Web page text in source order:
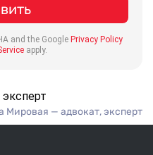
and the Google Privacy Policy
apply.
Мировая — адвокат, эксперт